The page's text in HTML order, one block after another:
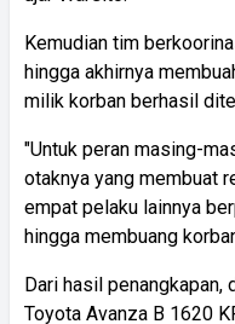
Kemudian tim
hingga akhirnya
milik korban berhasil
"Untuk peran masing-
otaknya yang membuat
empat pelaku lainnya
hingga membuang
Dari hasil penangkapan,
Toyota Avanza B 1620